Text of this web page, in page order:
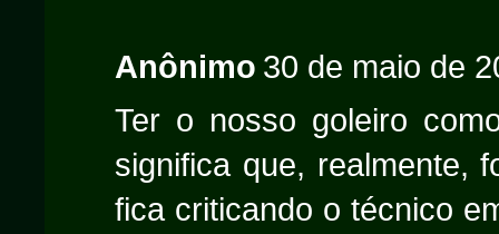
Anônimo 30 de maio de
Ter o nosso goleiro
significa que, realmente,
fica criticando o técnico